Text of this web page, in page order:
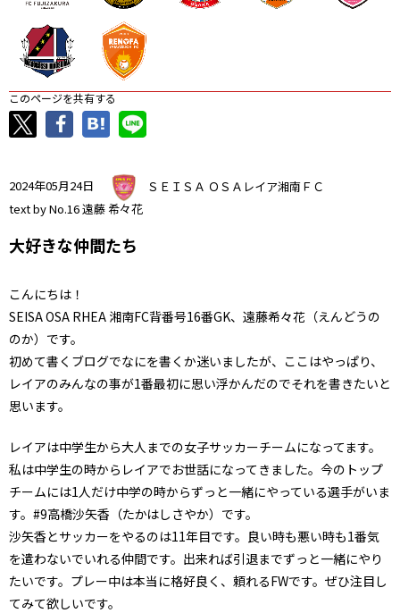
このページを共有する
2024年05月24日
ＳＥＩＳＡ ＯＳＡレイア湘南ＦＣ
text by No.16 遠藤 希々花
大好きな仲間たち
こんにちは！
SEISA OSA RHEA 湘南FC背番号16番GK、遠藤希々花（えんどうの
のか）です。
初めて書くブログでなにを書くか迷いましたが、ここはやっぱり、
レイアのみんなの事が1番最初に思い浮かんだのでそれを書きたいと
思います。
レイアは中学生から大人までの女子サッカーチームになってます。
私は中学生の時からレイアでお世話になってきました。今のトップ
チームには1人だけ中学の時からずっと一緒にやっている選手がいま
す。#9高橋沙矢香（たかはしさやか）です。
沙矢香とサッカーをやるのは11年目です。良い時も悪い時も1番気
を遣わないでいれる仲間です。出来れば引退までずっと一緒にやり
たいです。プレー中は本当に格好良く、頼れるFWです。ぜひ注目し
てみて欲しいです。